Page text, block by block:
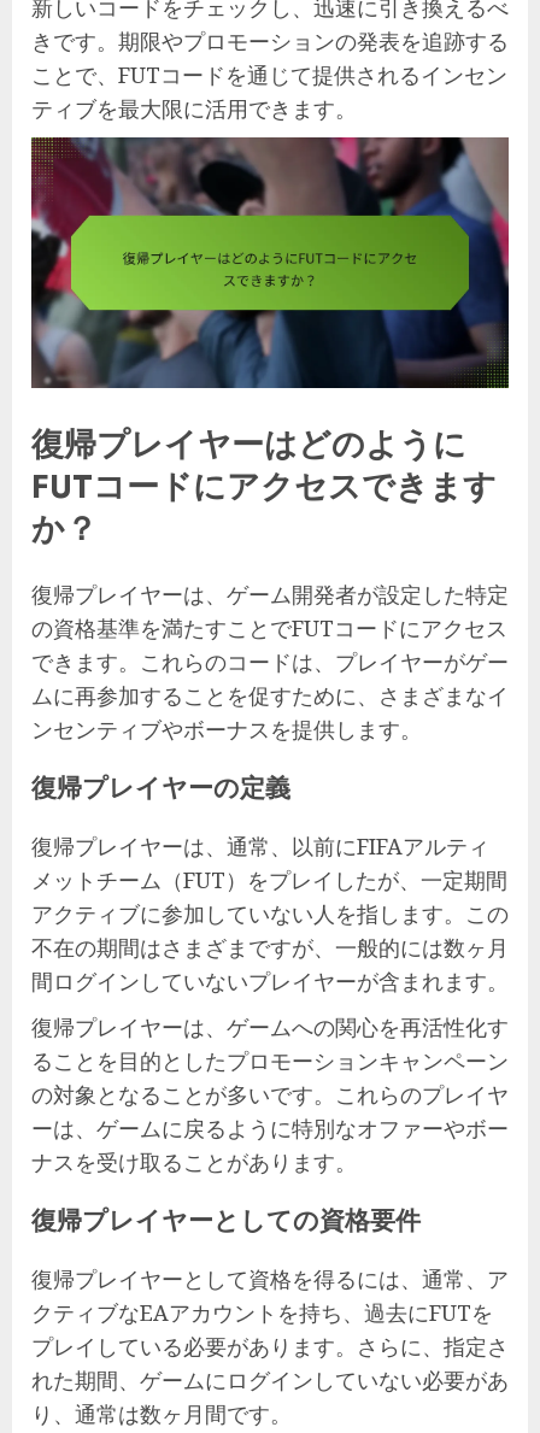
新しいコードをチェックし、迅速に引き換えるべ
きです。期限やプロモーションの発表を追跡する
ことで、FUTコードを通じて提供されるインセン
ティブを最大限に活用できます。
復帰プレイヤーはどのように
FUTコードにアクセスできます
か？
復帰プレイヤーは、ゲーム開発者が設定した特定
の資格基準を満たすことでFUTコードにアクセス
できます。これらのコードは、プレイヤーがゲー
ムに再参加することを促すために、さまざまなイ
ンセンティブやボーナスを提供します。
復帰プレイヤーの定義
復帰プレイヤーは、通常、以前にFIFAアルティ
メットチーム（FUT）をプレイしたが、一定期間
アクティブに参加していない人を指します。この
不在の期間はさまざまですが、一般的には数ヶ月
間ログインしていないプレイヤーが含まれます。
復帰プレイヤーは、ゲームへの関心を再活性化す
ることを目的としたプロモーションキャンペーン
の対象となることが多いです。これらのプレイヤ
ーは、ゲームに戻るように特別なオファーやボー
ナスを受け取ることがあります。
復帰プレイヤーとしての資格要件
復帰プレイヤーとして資格を得るには、通常、ア
クティブなEAアカウントを持ち、過去にFUTを
プレイしている必要があります。さらに、指定さ
れた期間、ゲームにログインしていない必要があ
り、通常は数ヶ月間です。